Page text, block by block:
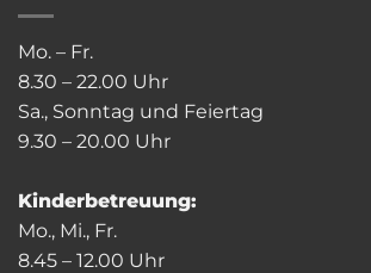
Mo. – Fr.
8.30 – 22.00 Uhr
Sa., Sonntag und Feiertag
9.30 – 20.00 Uhr
Kinderbetreuung:
Mo., Mi., Fr.
8.45 – 12.00 Uhr